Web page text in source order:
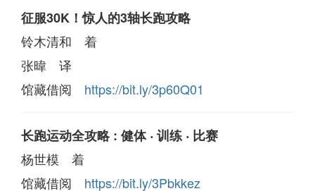
征服30K！惊人的3轴长跑攻略
铃木清和 着
张暐 译
馆藏借阅 https://bit.ly/3p60Q01
长跑运动全攻略 : 健体 ‧ 训练 ‧ 比赛
杨世模 着
馆藏借阅 https://bit.ly/3Pbkkez